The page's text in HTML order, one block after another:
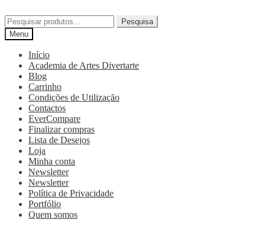
Pesquisa
Menu
Início
Academia de Artes Divertarte
Blog
Carrinho
Condições de Utilização
Contactos
EverCompare
Finalizar compras
Lista de Desejos
Loja
Minha conta
Newsletter
Newsletter
Política de Privacidade
Portfólio
Quem somos